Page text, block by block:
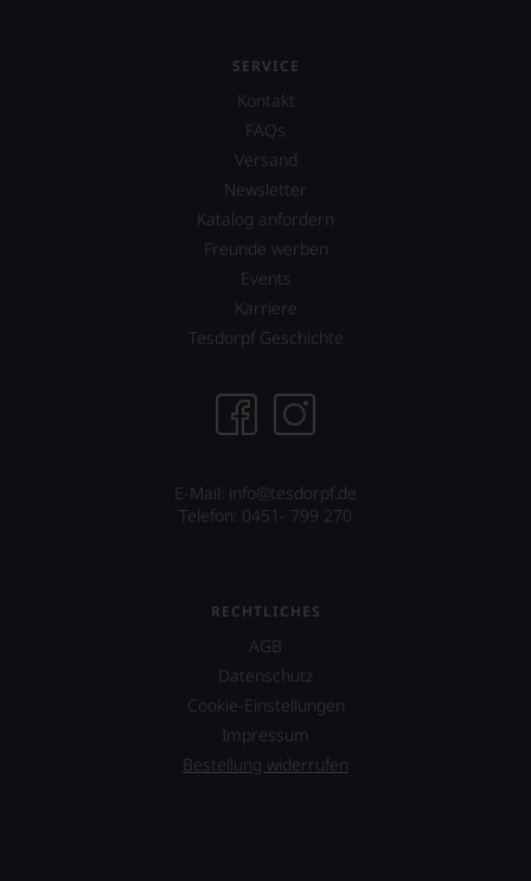
SERVICE
Kontakt
FAQs
Versand
Newsletter
Katalog anfordern
Freunde werben
Events
Karriere
Tesdorpf Geschichte
E-Mail: info@tesdorpf.de
Telefon: 0451- 799 270
RECHTLICHES
AGB
Datenschutz
Cookie-Einstellungen
Impressum
Bestellung widerrufen